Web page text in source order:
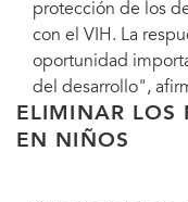
protección de los
con el VIH. La
oportunidad
del desarrollo",
ELIMINAR LOS
EN NIÑOS